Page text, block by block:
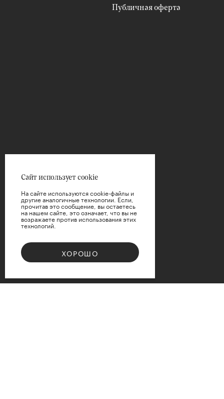
Публичная оферта
Сайт использует cookie
На сайте используются cookie-файлы и
другие аналогичные технологии. Если,
прочитав это сообщение, вы остаетесь
на нашем сайте, это означает, что вы не
возражаете против использования этих
технологий.
ХОРОШО